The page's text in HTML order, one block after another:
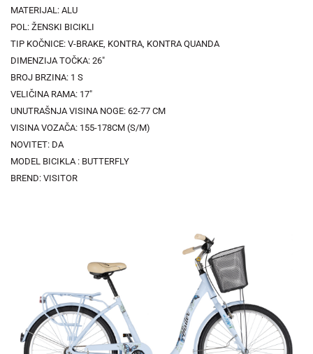
MATERIJAL: ALU
POL: ŽENSKI BICIKLI
TIP KOČNICE: V-BRAKE, KONTRA, KONTRA QUANDA
DIMENZIJA TOČKA: 26"
BROJ BRZINA: 1 S
VELIČINA RAMA: 17"
UNUTRAŠNJA VISINA NOGE: 62-77 CM
VISINA VOZAČA: 155-178CM (S/M)
NOVITET: DA
MODEL BICIKLA : BUTTERFLY
BREND: VISITOR